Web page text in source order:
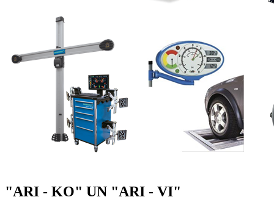
"ARI - KO" UN "ARI - VI"